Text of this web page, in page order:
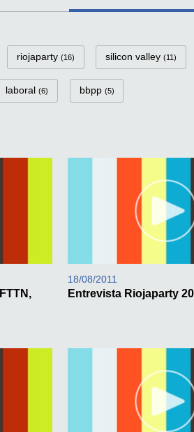
riojaparty (16) silicon valley (11)
laboral (6) bbpp (5)
18/08/2011
Entrevista Riojaparty